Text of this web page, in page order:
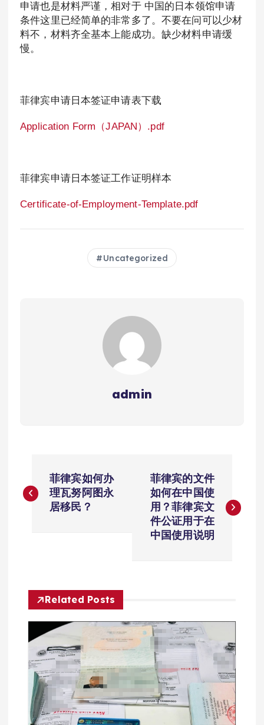
申请也是材料严谨，相对于 中国的日本领馆申请
条件这里已经简单的非常多了。不要在问可以少材
料不，材料齐全基本上能成功。缺少材料申请缓
慢。
菲律宾申请日本签证申请表下载
Application Form（JAPAN）.pdf
菲律宾申请日本签证工作证明样本
Certificate-of-Employment-Template.pdf
Uncategorized
admin
章
菲律宾如何办
理瓦努阿图永
居移民？
菲律宾的文件
如何在中国使
用？菲律宾文
件公证用于在
中国使用说明
Related Posts